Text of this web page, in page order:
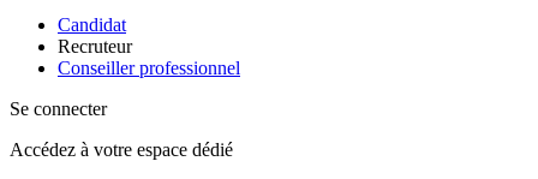
Candidat
Recruteur
Conseiller professionnel
Se connecter
Accédez à votre espace dédié